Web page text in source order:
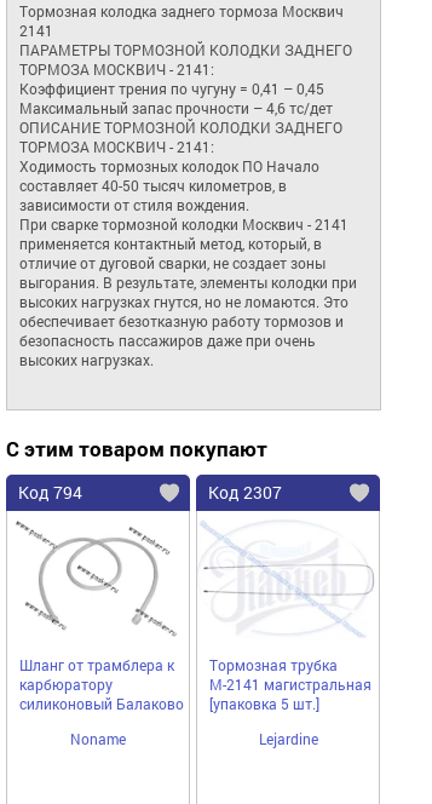
Тормозная колодка заднего тормоза Москвич
2141
ПАРАМЕТРЫ ТОРМОЗНОЙ КОЛОДКИ ЗАДНЕГО
ТОРМОЗА МОСКВИЧ - 2141:
Коэффициент трения по чугуну = 0,41 – 0,45
Максимальный запас прочности – 4,6 тс/дет
ОПИСАНИЕ ТОРМОЗНОЙ КОЛОДКИ ЗАДНЕГО
ТОРМОЗА МОСКВИЧ - 2141:
Ходимость тормозных колодок ПО Начало
составляет 40-50 тысяч километров, в
зависимости от стиля вождения.
При сварке тормозной колодки Москвич - 2141
применяется контактный метод, который, в
отличие от дуговой сварки, не создает зоны
выгорания. В результате, элементы колодки при
высоких нагрузках гнутся, но не ломаются. Это
обеспечивает безотказную работу тормозов и
безопасность пассажиров даже при очень
высоких нагрузках.
С этим товаром покупают
Код 794
Шланг от трамблера к
карбюратору
силиконовый Балаково
Noname
Код 2307
Тормозная трубка
М-2141 магистральная
[упаковка 5 шт.]
Lejardine